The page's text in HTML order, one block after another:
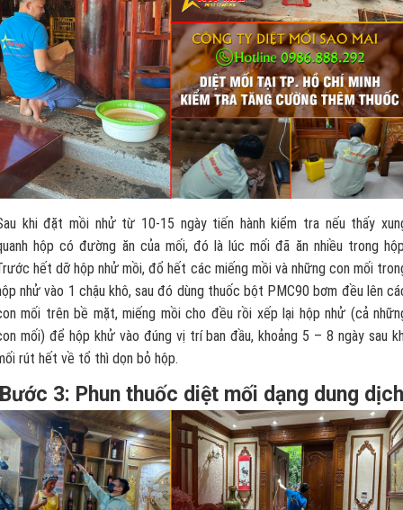
khi đặt mồi nhử từ 10-15 ngày tiến hành kiểm tra nếu thấy
hộp có đường ăn của mối, đó là lúc mối đã ăn nhiều trong
hết dỡ hộp nhử mồi, đổ hết các miếng mồi và những con mối
nhử vào 1 chậu khô, sau đó dùng thuốc bột PMC90 bơm đều lên
mối trên bề mặt, miếng mồi cho đều rồi xếp lại hộp nhử (cả
mối) để hộp khử vào đúng vị trí ban đầu, khoảng 5 – 8 ngày sau
rút hết về tổ thì dọn bỏ hộp.
Bước 3: Phun thuốc diệt mối dạng dung dịch